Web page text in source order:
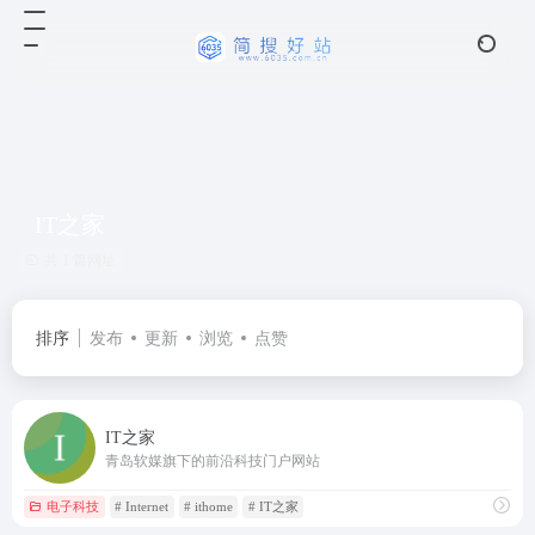
排序 发布 更新 浏览 点赞
IT之家
青岛软媒旗下的前沿科技门户网站
电子科技 # Internet # ithome # IT之家